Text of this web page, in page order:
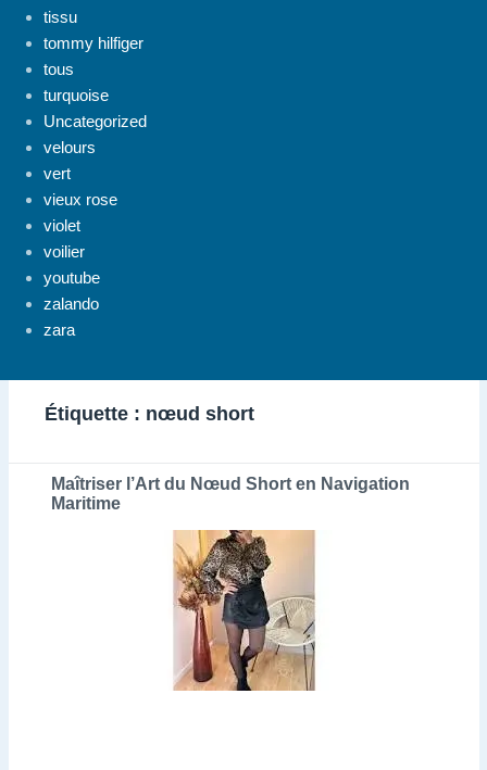
tissu
tommy hilfiger
tous
turquoise
Uncategorized
velours
vert
vieux rose
violet
voilier
youtube
zalando
zara
Étiquette : nœud short
Maîtriser l’Art du Nœud Short en Navigation
Maritime